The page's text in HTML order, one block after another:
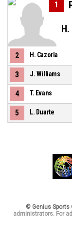
1
H.
2 H. Cazorla
3 J. Williams
4 T. Evans
5 L. Duarte
© Genius Sports
administrators. For